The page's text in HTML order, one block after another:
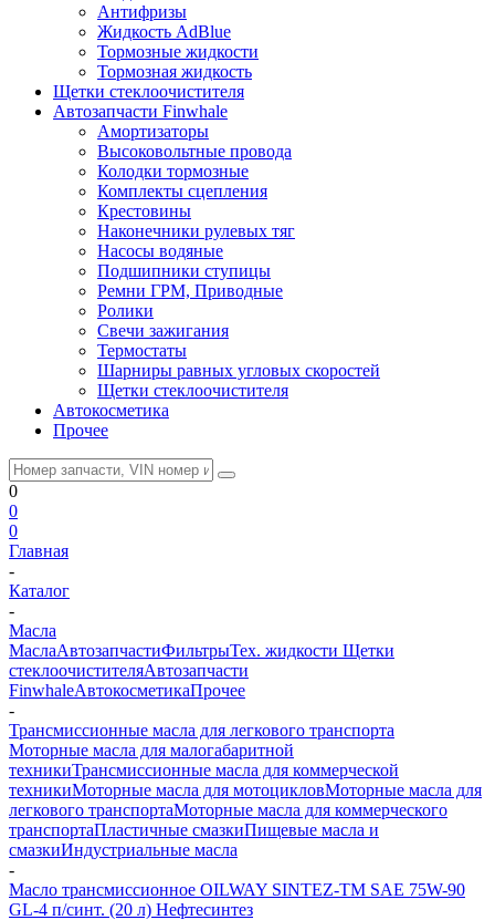
Антифризы
Жидкость AdBlue
Тормозные жидкости
Тормозная жидкость
Щетки стеклоочистителя
Автозапчасти Finwhale
Амортизаторы
Высоковольтные провода
Колодки тормозные
Комплекты сцепления
Крестовины
Наконечники рулевых тяг
Насосы водяные
Подшипники ступицы
Ремни ГРМ, Приводные
Ролики
Свечи зажигания
Термостаты
Шарниры равных угловых скоростей
Щетки стеклоочистителя
Автокосметика
Прочее
0
0
0
Главная
-
Каталог
-
Масла
МаслаАвтозапчастиФильтрыТех. жидкости Щетки
стеклоочистителяАвтозапчасти
FinwhaleАвтокосметикаПрочее
-
Трансмиссионные масла для легкового транспорта
Моторные масла для малогабаритной
техникиТрансмиссионные масла для коммерческой
техникиМоторные масла для мотоцикловМоторные масла для
легкового транспортаМоторные масла для коммерческого
транспортаПластичные смазкиПищевые масла и
смазкиИндустриальные масла
-
Масло трансмиссионное OILWAY SINTEZ-TM SAE 75W-90
GL-4 п/синт. (20 л) Нефтесинтез